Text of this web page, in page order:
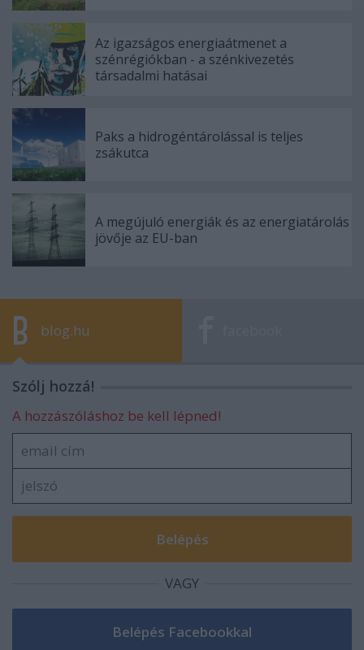
Az igazságos energiaátmenet a
szénrégiókban - a szénkivezetés
társadalmi hatásai
Paks a hidrogéntárolással is teljes
zsákutca
A megújuló energiák és az energiatárolás
jövője az EU-ban
blog.hu
Szólj hozzá!
A hozzászóláshoz be kell lépned!
VAGY